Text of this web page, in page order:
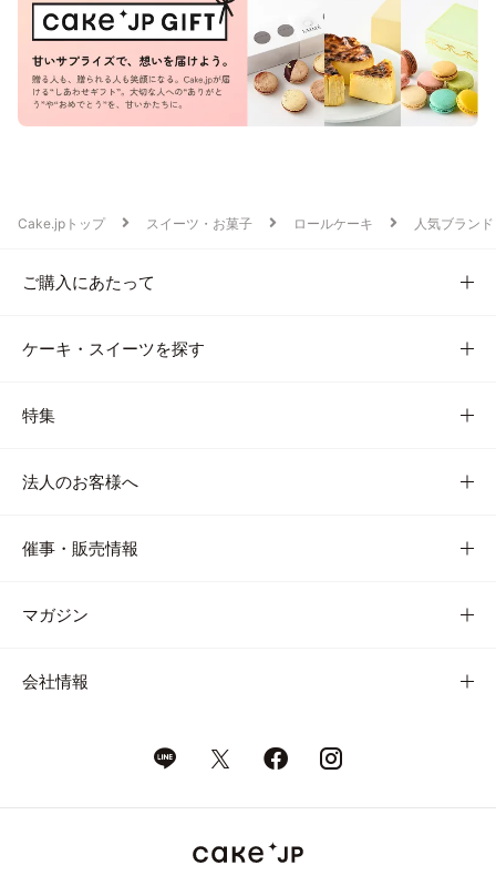
Cake.jpトップ スイーツ・お菓子 ロールケーキ 人気ブランド
ご購入にあたって
ケーキ・スイーツを探す
特集
法人のお客様へ
催事・販売情報
マガジン
会社情報